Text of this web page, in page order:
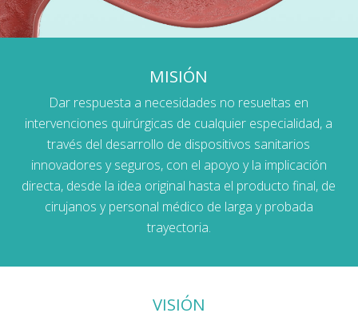
MISIÓN
Dar respuesta a necesidades no resueltas en
intervenciones quirúrgicas de cualquier especialidad, a
través del desarrollo de dispositivos sanitarios
innovadores y seguros, con el apoyo y la implicación
directa, desde la idea original hasta el producto final, de
cirujanos y personal médico de larga y probada
trayectoria.
VISIÓN